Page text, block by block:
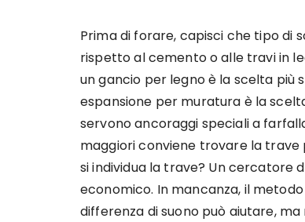
Prima di forare, capisci che tipo di
rispetto al cemento o alle travi in
un gancio per legno è la scelta più
espansione per muratura è la
servono ancoraggi speciali a
maggiori conviene trovare la
si individua la trave? Un cercatore
economico. In mancanza, il
differenza di suono può aiutare,